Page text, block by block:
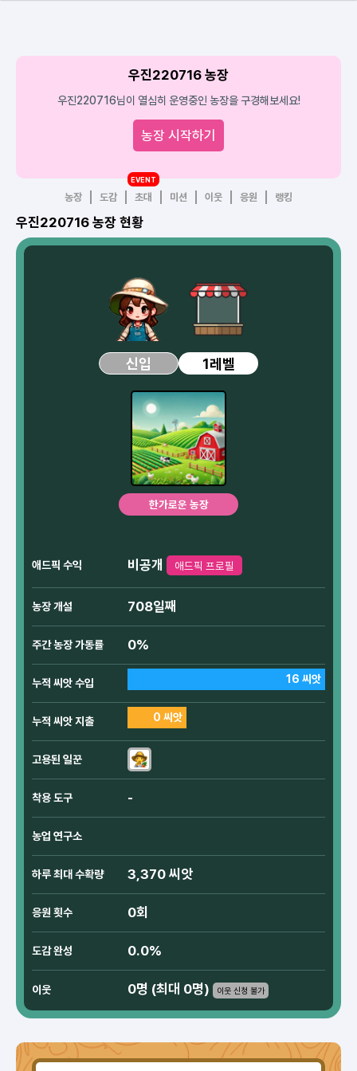
우진220716 농장
우진220716님이 열심히 운영중인 농장을 구경해보세요!
농장 시작하기
농장 도감 초대
EVENT
미션 이웃 응원 랭킹
우진220716 농장 현황
신입 1레벨
한가로운 농장
애드픽 수익 비공개 애드픽 프로필
농장 개설 708일째
주간 농장 가동률 0%
누적 씨앗 수입 16 씨앗
누적 씨앗 지출 0 씨앗
고용된 일꾼
착용 도구 -
농업 연구소
하루 최대 수확량 3,370 씨앗
응원 횟수 0회
도감 완성 0.0%
이웃 0명 (최대 0명) 이웃 신청 불가